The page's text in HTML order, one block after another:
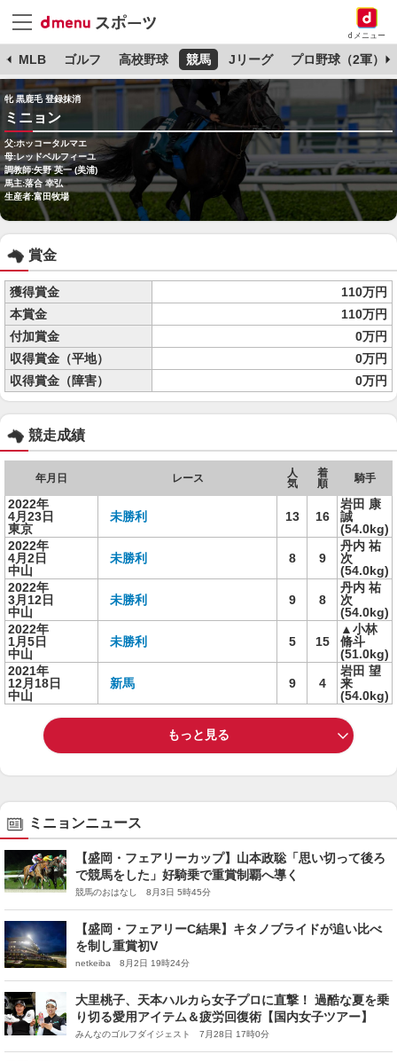
dメニュー
MLB ゴルフ 高校野球 競馬 Jリーグ プロ野球（2軍）
牝 黒鹿毛 登録抹消
ミニョン
父:ホッコータルマエ
母:レッドベルフィーユ
調教師:矢野 英一 (美浦)
馬主:落合 幸弘
生産者:富田牧場
賞金
獲得賞金
110万円
本賞金
110万円
付加賞金
0万円
収得賞金（平地）
0万円
収得賞金（障害）
0万円
競走成績
年月日 レース
人
気
着
順
騎手
2022年
4月23日
東京
未勝利 13 16
岩田 康
誠
(54.0kg)
2022年
4月2日
中山
未勝利 8 9
丹内 祐
次
(54.0kg)
2022年
3月12日
中山
未勝利 9 8
丹内 祐
次
(54.0kg)
2022年
1月5日
中山
未勝利 5 15
▲小林
脩斗
(51.0kg)
2021年
12月18日
中山
新馬 9 4
岩田 望
来
(54.0kg)
もっと見る
ミニョンニュース
【盛岡・フェアリーカップ】山本政聡「思い切って後ろ
で競馬をした」好騎乗で重賞制覇へ導く
競馬のおはなし 8月3日 5時45分
【盛岡・フェアリーC結果】キタノブライドが追い比べ
を制し重賞初V
netkeiba 8月2日 19時24分
大里桃子、天本ハルカら女子プロに直撃！ 過酷な夏を乗
り切る愛用アイテム＆疲労回復術【国内女子ツアー】
みんなのゴルフダイジェスト 7月28日 17時0分